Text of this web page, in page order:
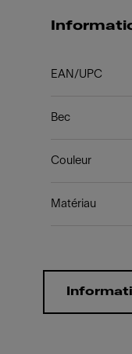
EAN/UPC
Bec
Couleur
Matériau